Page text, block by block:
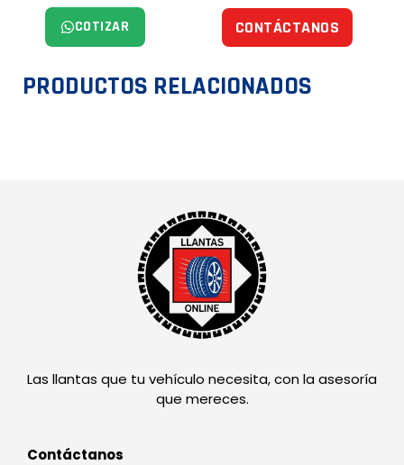
COTIZAR CONTÁCTANOS
PRODUCTOS RELACIONADOS
Las llantas que tu vehículo necesita, con la asesoría
que mereces.
Contáctanos